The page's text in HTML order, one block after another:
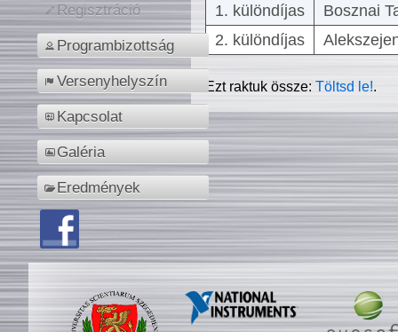
Regisztráció
Programbizottság
Versenyhelyszín
Kapcsolat
Galéria
Eredmények
1. különdíjas
Bosznai
2. különdíjas
Ezt raktuk össze:Töltsd le!.